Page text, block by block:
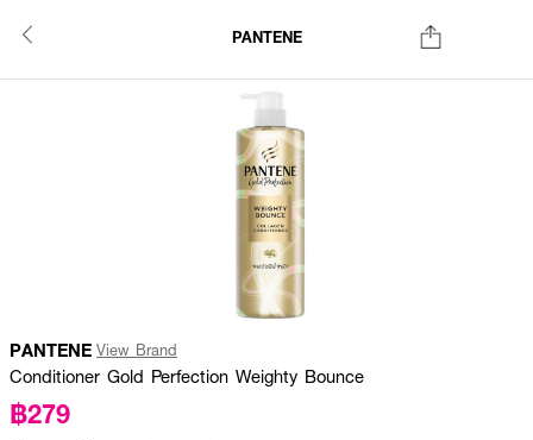
PANTENE
PANTENE View Brand
Conditioner Gold Perfection Weighty Bounce
฿279